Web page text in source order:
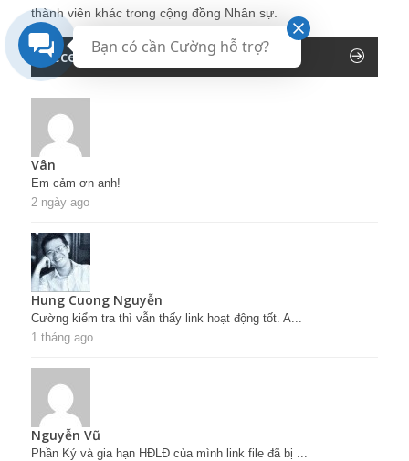
thành viên khác trong cộng đồng Nhân sự.
Recent Comments
Vân
Em cảm ơn anh!
2 ngày ago
Hung Cuong Nguyễn
Cường kiểm tra thì vẫn thấy link hoạt động tốt. A...
1 tháng ago
Nguyễn Vũ
Phần Ký và gia hạn HĐLĐ của mình link file đã bị ...
Bạn có cần Cường hỗ trợ?